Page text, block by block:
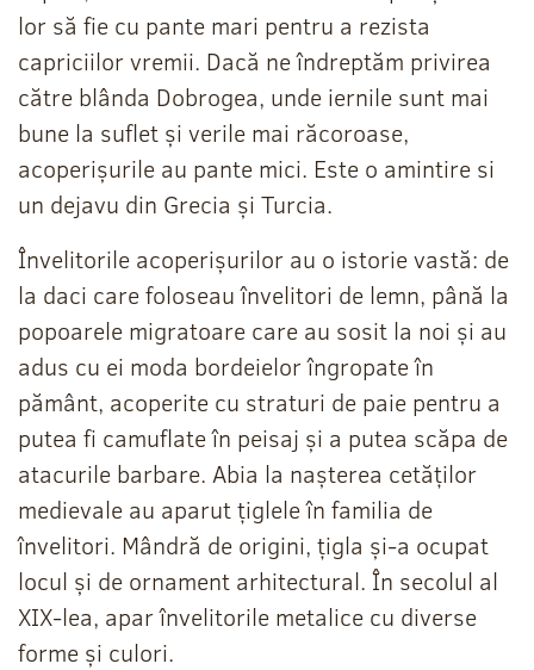
lor să fie cu pante mari pentru a rezista
capriciilor vremii. Dacă ne îndreptăm privirea
către blânda Dobrogea, unde iernile sunt mai
bune la suflet și verile mai răcoroase,
acoperișurile au pante mici. Este o amintire si
un dejavu din Grecia și Turcia.
Învelitorile acoperișurilor au o istorie vastă: de
la daci care foloseau învelitori de lemn, până la
popoarele migratoare care au sosit la noi și au
adus cu ei moda bordeielor îngropate în
pământ, acoperite cu straturi de paie pentru a
putea fi camuflate în peisaj și a putea scăpa de
atacurile barbare. Abia la nașterea cetăților
medievale au aparut țiglele în familia de
învelitori. Mândră de origini, țigla și-a ocupat
locul și de ornament arhitectural. În secolul al
XIX-lea, apar învelitorile metalice cu diverse
forme și culori.